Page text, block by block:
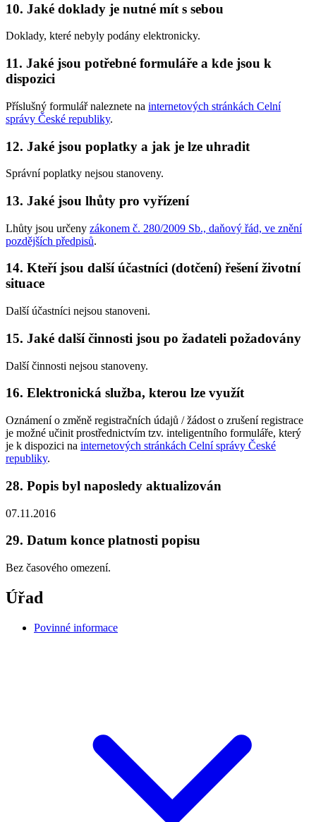
10. Jaké doklady je nutné mít s sebou
Doklady, které nebyly podány elektronicky.
11. Jaké jsou potřebné formuláře a kde jsou k
dispozici
Příslušný formulář naleznete na internetových stránkách Celní
správy České republiky.
12. Jaké jsou poplatky a jak je lze uhradit
Správní poplatky nejsou stanoveny.
13. Jaké jsou lhůty pro vyřízení
Lhůty jsou určeny zákonem č. 280/2009 Sb., daňový řád, ve znění
pozdějších předpisů.
14. Kteří jsou další účastníci (dotčení) řešení životní
situace
Další účastníci nejsou stanoveni.
15. Jaké další činnosti jsou po žadateli požadovány
Další činnosti nejsou stanoveny.
16. Elektronická služba, kterou lze využít
Oznámení o změně registračních údajů / žádost o zrušení registrace
je možné učinit prostřednictvím tzv. inteligentního formuláře, který
je k dispozici na internetových stránkách Celní správy České
republiky.
28. Popis byl naposledy aktualizován
07.11.2016
29. Datum konce platnosti popisu
Bez časového omezení.
Úřad
Povinné informace